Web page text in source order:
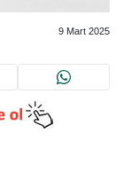
9 Mart 2025